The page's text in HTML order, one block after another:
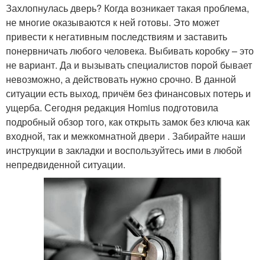
Захлопнулась дверь? Когда возникает такая проблема,
не многие оказываются к ней готовы. Это может
привести к негативным последствиям и заставить
понервничать любого человека. Выбивать коробку – это
не вариант. Да и вызывать специалистов порой бывает
невозможно, а действовать нужно срочно. В данной
ситуации есть выход, причём без финансовых потерь и
ущерба. Сегодня редакция Homius подготовила
подробный обзор того, как открыть замок без ключа как
входной, так и межкомнатной двери . Забирайте наши
инструкции в закладки и воспользуйтесь ими в любой
непредвиденной ситуации.